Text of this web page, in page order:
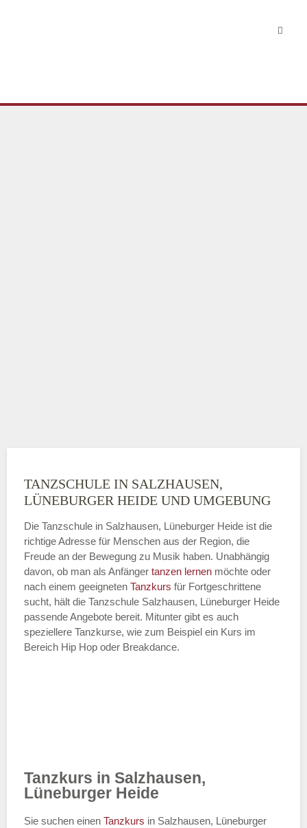
TANZSCHULE IN SALZHAUSEN,
LÜNEBURGER HEIDE UND UMGEBUNG
Die Tanzschule in Salzhausen, Lüneburger Heide ist die
richtige Adresse für Menschen aus der Region, die
Freude an der Bewegung zu Musik haben. Unabhängig
davon, ob man als Anfänger tanzen lernen möchte oder
nach einem geeigneten Tanzkurs für Fortgeschrittene
sucht, hält die Tanzschule Salzhausen, Lüneburger Heide
passende Angebote bereit. Mitunter gibt es auch
speziellere Tanzkurse, wie zum Beispiel ein Kurs im
Bereich Hip Hop oder Breakdance.
Tanzkurs in Salzhausen,
Lüneburger Heide
Sie suchen einen Tanzkurs in Salzhausen, Lüneburger